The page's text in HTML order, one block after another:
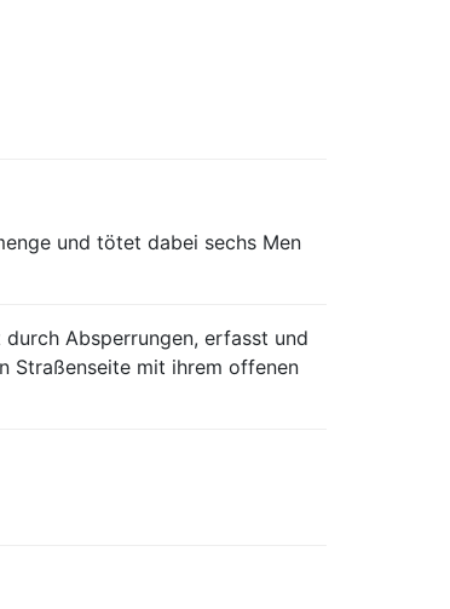
und tötet dabei sechs Men
durch Absperrungen, erfasst und
Straßenseite mit ihrem offenen